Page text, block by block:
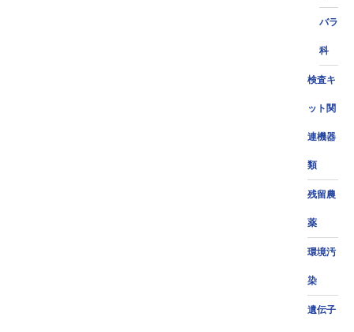
バラ
科
検査キ
ット関
連機器
類
残留農
薬
環境汚
染
遺伝子